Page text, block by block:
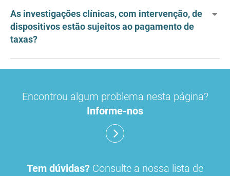
As investigações clínicas, com intervenção, de
dispositivos estão sujeitos ao pagamento de
taxas?
Encontrou algum problema nesta página?
Informe-nos
Tem dúvidas? Consulte a nossa lista de